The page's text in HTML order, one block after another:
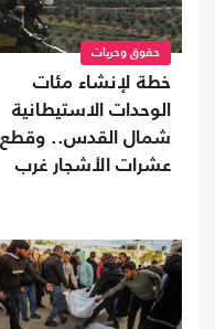
حقوق وحريات
خطة لإنشاء مئات
الوحدات الاستيطانية
شمال القدس.. وقطع
عشرات الأشجار غرب